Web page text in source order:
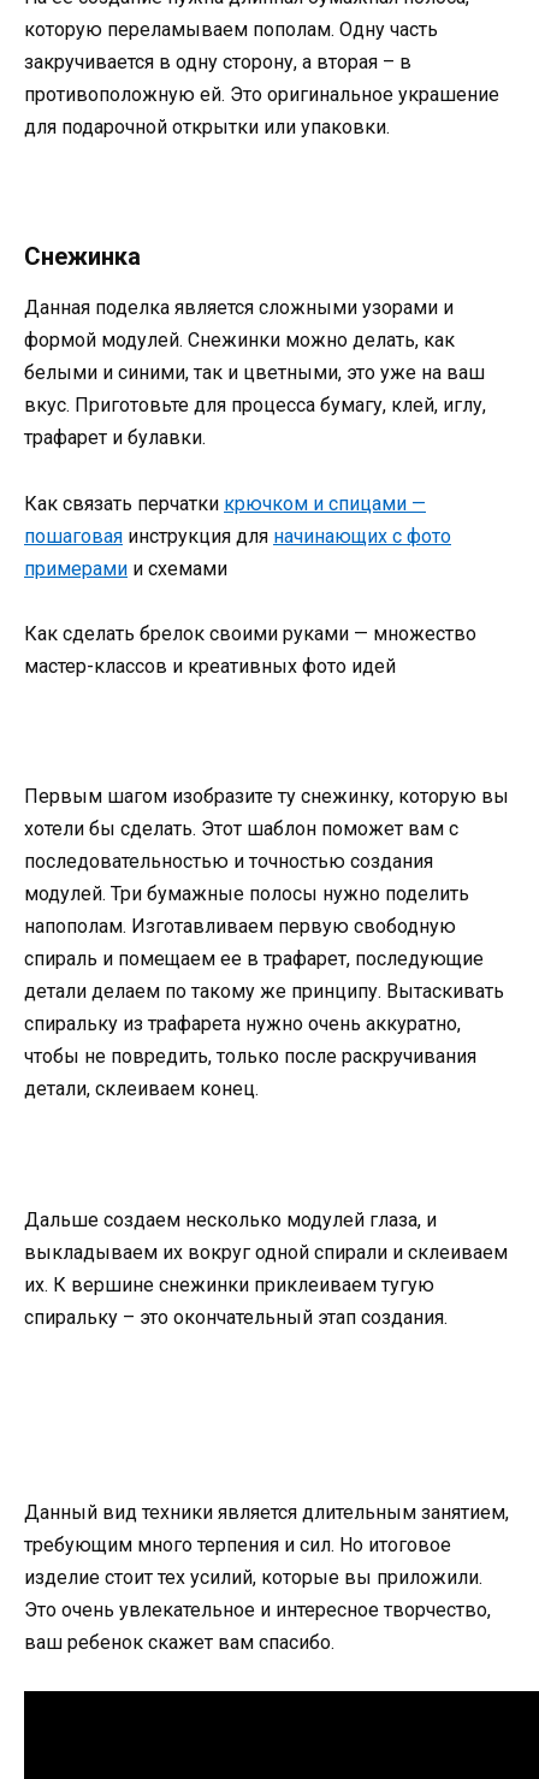
которую переламываем пополам. Одну часть
закручивается в одну сторону, а вторая – в
противоположную ей. Это оригинальное украшение
для подарочной открытки или упаковки.
Снежинка
Данная поделка является сложными узорами и
формой модулей. Снежинки можно делать, как
белыми и синими, так и цветными, это уже на ваш
вкус. Приготовьте для процесса бумагу, клей, иглу,
трафарет и булавки.
Как связать перчатки крючком и спицами —
пошаговая инструкция для начинающих с фото
примерами и схемами
Как сделать брелок своими руками — множество
мастер-классов и креативных фото идей
Первым шагом изобразите ту снежинку, которую вы
хотели бы сделать. Этот шаблон поможет вам с
последовательностью и точностью создания
модулей. Три бумажные полосы нужно поделить
напополам. Изготавливаем первую свободную
спираль и помещаем ее в трафарет, последующие
детали делаем по такому же принципу. Вытаскивать
спиральку из трафарета нужно очень аккуратно,
чтобы не повредить, только после раскручивания
детали, склеиваем конец.
Дальше создаем несколько модулей глаза, и
выкладываем их вокруг одной спирали и склеиваем
их. К вершине снежинки приклеиваем тугую
спиральку – это окончательный этап создания.
Данный вид техники является длительным занятием,
требующим много терпения и сил. Но итоговое
изделие стоит тех усилий, которые вы приложили.
Это очень увлекательное и интересное творчество,
ваш ребенок скажет вам спасибо.